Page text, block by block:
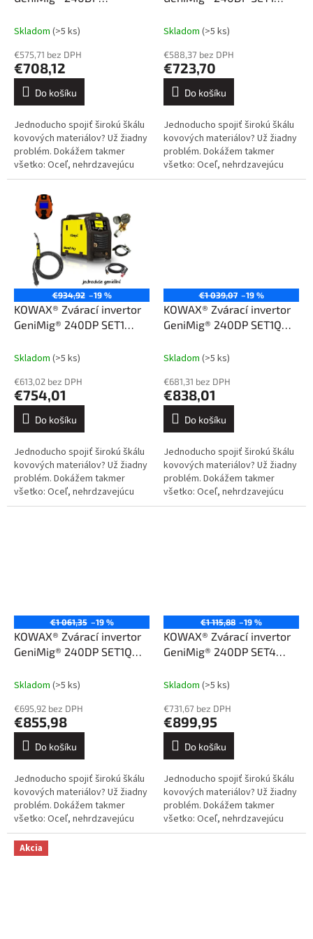
Skladom (>5 ks)
€575,71 bez DPH
€708,12
Do košíku
Jednoducho spojiť širokú škálu
kovových materiálov? Už žiadny
problém. Dokážem takmer
všetko: Oceľ, nehrdzavejúcu
oceľ, hliník a jeho zliatiny, meď a
jej zliatiny. Kliknite sem....
Skladom (>5 ks)
€588,37 bez DPH
€723,70
Do košíku
Jednoducho spojiť širokú škálu
kovových materiálov? Už žiadny
problém. Dokážem takmer
všetko: Oceľ, nehrdzavejúcu
oceľ, hliník a jeho zliatiny, meď a
€934,92 –19 %
KOWAX® Zvárací invertor
GeniMig® 240DP SET1
Skladom (>5 ks)
€613,02 bez DPH
€754,01
Do košíku
Jednoducho spojiť širokú škálu
kovových materiálov? Už žiadny
problém. Dokážem takmer
všetko: Oceľ, nehrdzavejúcu
oceľ, hliník a jeho zliatiny, meď a
€1 039,07 –19 %
KOWAX® Zvárací invertor
GeniMig® 240DP SET1Q
Skladom (>5 ks)
€681,31 bez DPH
€838,01
Do košíku
Jednoducho spojiť širokú škálu
kovových materiálov? Už žiadny
problém. Dokážem takmer
všetko: Oceľ, nehrdzavejúcu
oceľ, hliník a jeho zliatiny, meď a
€1 061,35 –19 %
KOWAX® Zvárací invertor
GeniMig® 240DP SET1Q
Skladom (>5 ks)
€695,92 bez DPH
€855,98
Do košíku
Jednoducho spojiť širokú škálu
kovových materiálov? Už žiadny
problém. Dokážem takmer
všetko: Oceľ, nehrdzavejúcu
oceľ, hliník a jeho zliatiny, meď a
jej zliatiny. Kliknite sem....
€1 115,88 –19 %
KOWAX® Zvárací invertor
GeniMig® 240DP SET4
Skladom (>5 ks)
€731,67 bez DPH
€899,95
Do košíku
Jednoducho spojiť širokú škálu
kovových materiálov? Už žiadny
problém. Dokážem takmer
všetko: Oceľ, nehrdzavejúcu
oceľ, hliník a jeho zliatiny, meď a
Akcia